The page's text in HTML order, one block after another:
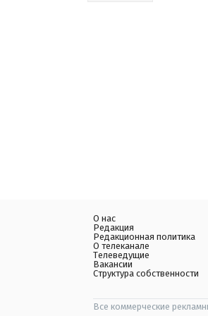
О нас
Редакция
Редакционная политика
О телеканале
Телеведущие
Вакансии
Структура собственности
Все коммерческие